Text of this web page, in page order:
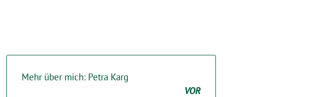
Mehr über mich: Petra Karg
VOR